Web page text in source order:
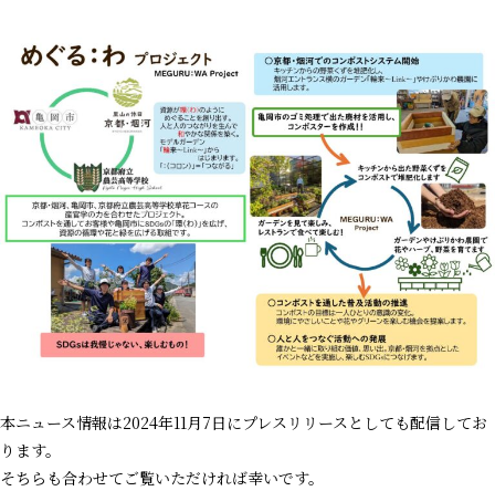
本ニュース情報は2024年11月7日にプレスリリースとしても配信してお
ります。
そちらも合わせてご覧いただければ幸いです。